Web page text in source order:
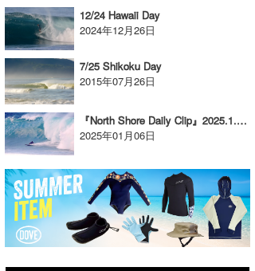
12/24 Hawaii Day
2024年12月26日
7/25 Shikoku Day
2015年07月26日
『North Shore Daily Clip』2025.1.5 @ PIPELINE
2025年01月06日
たっちー
ハンマー
まっきー
三輪予報士
小川予報士
上田純子
上條将美
唐澤予報士